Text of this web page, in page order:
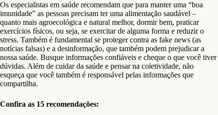
Os especialistas em saúde recomendam que para manter uma “boa
imunidade” as pessoas precisam ter uma alimentação saudável –
quanto mais agroecológica e natural melhor, dormir bem, praticar
exercícios físicos, ou seja, se exercitar de alguma forma e reduzir o
stress. Também é fundamental se proteger contra as fake news (as
notícias falsas) e a desinformação, que também podem prejudicar a
nossa saúde. Busque informações confiáveis e cheque o que você tiver
dúvidas. Além de cuidar da saúde e pensar na coletividade, não
esqueça que você também é responsável pelas informações que
compartilha.
Confira as 15 recomendações: